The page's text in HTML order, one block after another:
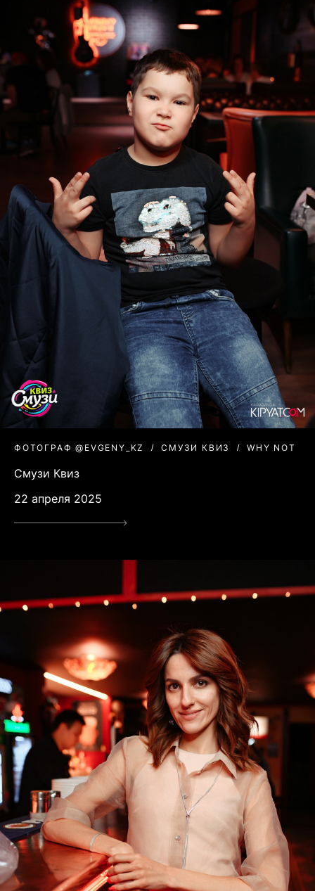
ФОТОГРАФ @EVGENY_KZ СМУЗИ КВИЗ WHY NOT
Смузи Квиз
22 апреля 2025